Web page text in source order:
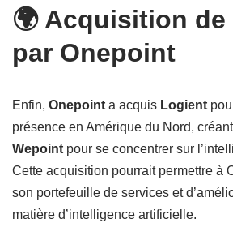
🌍 Acquisition
par Onepoint
Enfin, Onepoint a acquis Logient
présence en Amérique du Nord,
Wepoint pour se concentrer sur
Cette acquisition pourrait permettre à
son portefeuille de services et
matière d’intelligence artificielle.